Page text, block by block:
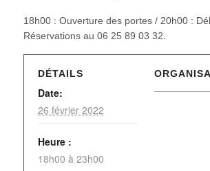
18h00 : Ouverture des portes / 20h00 :
Réservations au 06 25 89 03 32.
DÉTAILS
Date:
26 février 2022
Heure :
18h00 à 23h00